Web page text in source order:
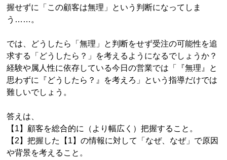
握せずに「この顧客は無理」という判断になってしま
う……。
では、どうしたら「無理」と判断をせず受注の可能性を追
求する「どうしたら？」を考えるようになるでしょうか？
経験や属人性に依存している今日の営業では「『無理』と
思わずに『どうしたら？』を考えろ」という指導だけでは
難しいでしょう。
答えは、
【1】顧客を総合的に（より幅広く）把握すること。
【2】把握した【1】の情報に対して「なぜ、なぜ」で原因
や背景を考えること。